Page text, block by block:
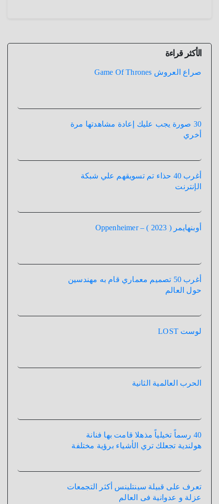
الأكثر قراءة
صراع العروش Game Of Thrones
30 صورة يجب عليك إعادة مشاهدتها مرة
أخري
أغرب 40 حذاء تم تسويقهم علي شبكة
الإنترنت
أوبنهايمر ( 2023 ) – Oppenheimer
أغرب 50 تصميم معماري قام به مهندسين
حول العالم
لوست LOST
الحرب العالمية الثانية
40 رسماً تخيلياً مذهلا قامت بها فنانة
هولندية تجعلك تري الأشياء برؤية مختلفة
تعرف على قبيلة سينتلينس أكثر التجمعات
عزلة و عدوانية فى العالم